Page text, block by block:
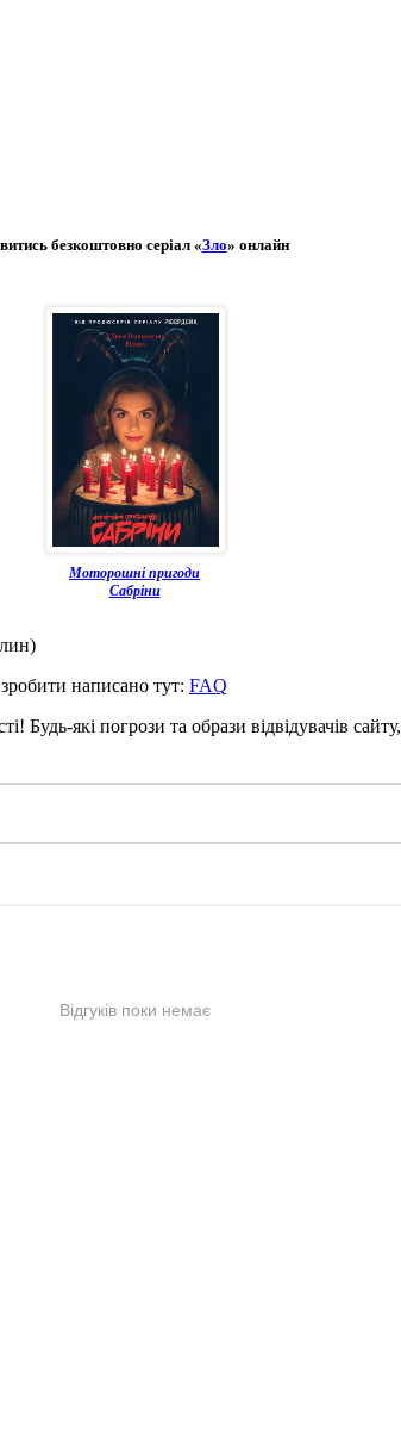
безкоштовно серіал «Зло» онлайн
Моторошні пригоди
Сабріни
написано тут: FAQ
які погрози та образи відвідувачів